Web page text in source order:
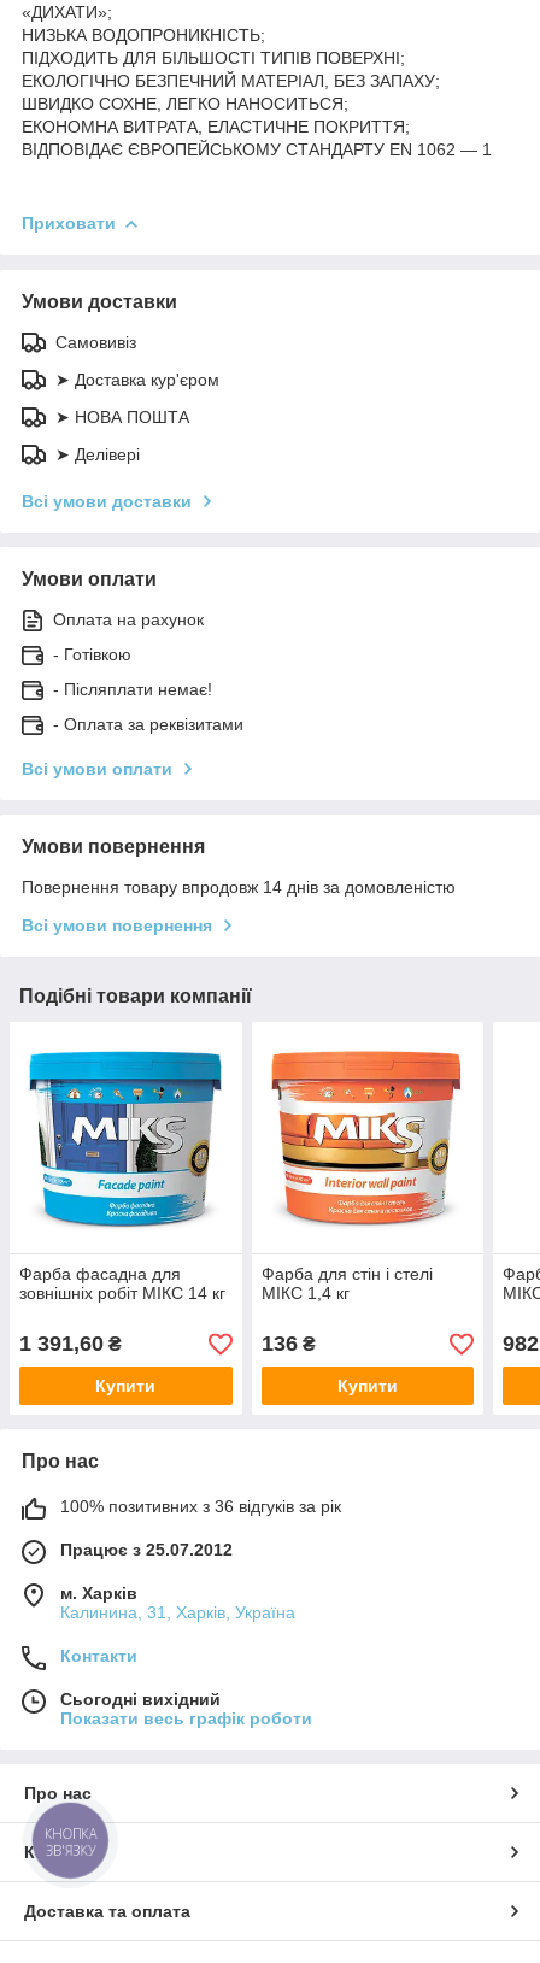
«ДИХАТИ»;
НИЗЬКА ВОДОПРОНИКНІСТЬ;
ПІДХОДИТЬ ДЛЯ БІЛЬШОСТІ ТИПІВ ПОВЕРХНІ;
ЕКОЛОГІЧНО БЕЗПЕЧНИЙ МАТЕРІАЛ, БЕЗ ЗАПАХУ;
ШВИДКО СОХНЕ, ЛЕГКО НАНОСИТЬСЯ;
ЕКОНОМНА ВИТРАТА, ЕЛАСТИЧНЕ ПОКРИТТЯ;
ВІДПОВІДАЄ ЄВРОПЕЙСЬКОМУ СТАНДАРТУ EN 1062 — 1
Приховати
Умови доставки
Самовивіз
➤ Доставка кур'єром
➤ НОВА ПОШТА
➤ Делівері
Всі умови доставки
Умови оплати
Оплата на рахунок
- Готівкою
- Післяплати немає!
- Оплата за реквізитами
Всі умови оплати
Умови повернення
Повернення товару впродовж 14 днів за домовленістю
Всі умови повернення
Подібні товари компанії
Фарба фасадна для
зовнішніх робіт МІКС 14 кг
1 391,60 ₴
Купити
Фарба для стін і стелі
МІКС 1,4 кг
136₴
Купити
982
Про нас
100% позитивних з 36 відгуків за рік
Працює з 25.07.2012
м. Харків
Калинина, 31, Харків, Україна
Контакти
Сьогодні вихідний
Показати весь графік роботи
Про нас
Контакти
Доставка та оплата
КНОПКА
ЗВ'ЯЗКУ